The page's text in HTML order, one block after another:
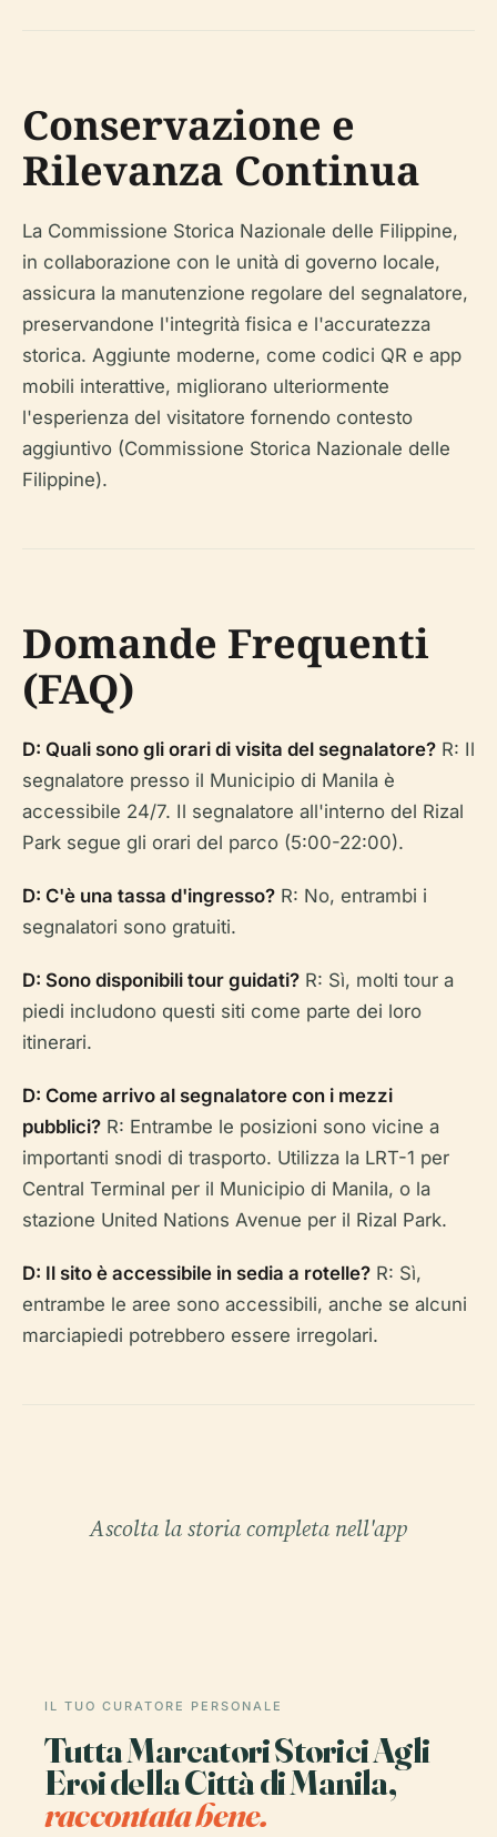
Conservazione e
Rilevanza Continua
La Commissione Storica Nazionale delle Filippine,
in collaborazione con le unità di governo locale,
assicura la manutenzione regolare del segnalatore,
preservandone l'integrità fisica e l'accuratezza
storica. Aggiunte moderne, come codici QR e app
mobili interattive, migliorano ulteriormente
l'esperienza del visitatore fornendo contesto
aggiuntivo (Commissione Storica Nazionale delle
Filippine).
Domande Frequenti
(FAQ)
D: Quali sono gli orari di visita del segnalatore? R: Il
segnalatore presso il Municipio di Manila è
accessibile 24/7. Il segnalatore all'interno del Rizal
Park segue gli orari del parco (5:00-22:00).
D: C'è una tassa d'ingresso? R: No, entrambi i
segnalatori sono gratuiti.
D: Sono disponibili tour guidati? R: Sì, molti tour a
piedi includono questi siti come parte dei loro
itinerari.
D: Come arrivo al segnalatore con i mezzi
pubblici? R: Entrambe le posizioni sono vicine a
importanti snodi di trasporto. Utilizza la LRT-1 per
Central Terminal per il Municipio di Manila, o la
stazione United Nations Avenue per il Rizal Park.
D: Il sito è accessibile in sedia a rotelle? R: Sì,
entrambe le aree sono accessibili, anche se alcuni
marciapiedi potrebbero essere irregolari.
Ascolta la storia completa nell'app
IL TUO CURATORE PERSONALE
Tutta Marcatori Storici Agli
Eroi della Città di Manila,
raccontata bene.